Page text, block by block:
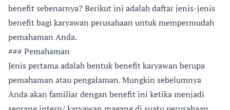
benefit sebenarnya? Berikut ini adalah daftar jenis-jenis
benefit bagi karyawan perusahaan untuk mempermudah
pemahaman Anda.
### Pemahaman
Jenis pertama adalah bentuk benefit karyawan berupa
pemahaman atau pengalaman. Mungkin sebelumnya
Anda akan familiar dengan benefit ini ketika menjadi